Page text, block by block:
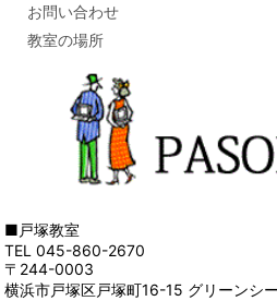
お問い合わせ
教室の場所
■戸塚教室
TEL 045-860-2670
〒244-0003
横浜市戸塚区戸塚町16-15 グリーンシ